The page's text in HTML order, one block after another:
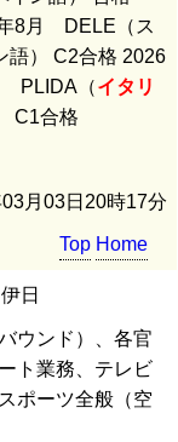
8月 DELE（ス
語） C2合格 2026
PLIDA（イタリ
C1合格
月03日20時17分
Top Home
日
ウンド）、各官
ト業務、テレビ
ポーツ全般（空